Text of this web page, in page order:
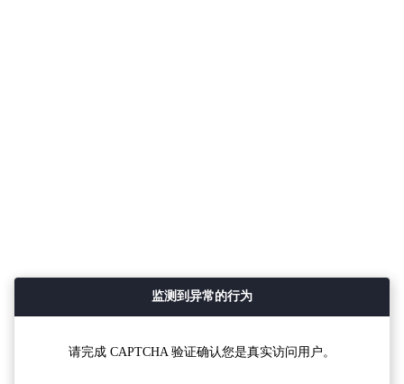
监测到异常的行为
请完成 CAPTCHA 验证确认您是真实访问用户。